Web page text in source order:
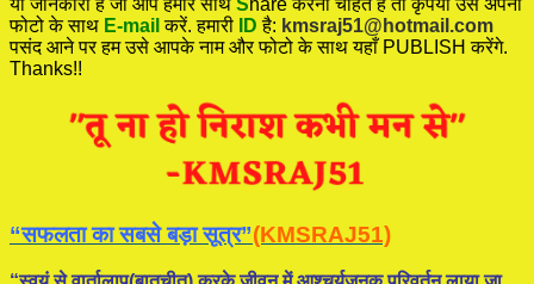
या जानकारी है जो आप हमारे साथ Share करना चाहते हैं तो कृपया उसे अपनी
फोटो के साथ E-mail करें. हमारी IDहै: kmsraj51@hotmail.com
पसंद आने पर हम उसे आपके नाम और फोटो के साथ यहाँ PUBLISH करेंगे.
Thanks!!
“सफलता का सबसे बड़ा सूत्र”(KMSRAJ51)